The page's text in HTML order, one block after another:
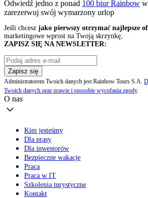
Odwiedź jedno z ponad 100 biur Rainbow
zarezerwuj swój wymarzony urlop
Jeśli chcesz jako pierwszy otrzymać najlepsze
marketingowe wprost na Twoją skrzynkę,
ZAPISZ SIĘ NA NEWSLETTER:
Zapisz się
Administratorem Twoich danych jest Rainbow Tours S.A.
Twoich danych oraz prawie i sposobie wycofania zgody.
O nas
Kim jesteśmy
Dla prasy
Dla inwestorów
Bezpieczne wakacje
Praca
Praca w IT
Szkolenia turystyczne
Kontakt